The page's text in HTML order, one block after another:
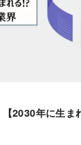
2030年に生ま